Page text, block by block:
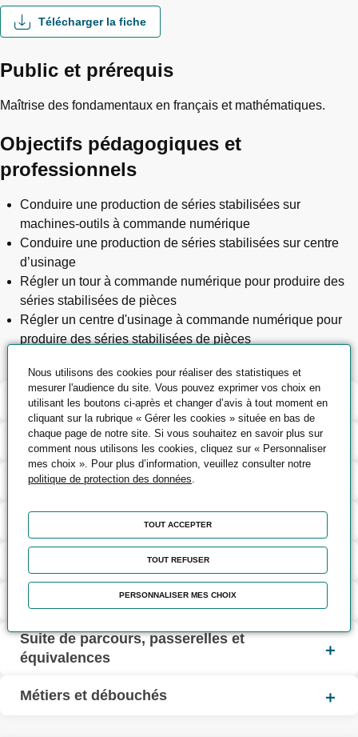
Télécharger la fiche
Public et prérequis
Maîtrise des fondamentaux en français et mathématiques.
Objectifs pédagogiques et
professionnels
Conduire une production de séries stabilisées sur
machines-outils à commande numérique
Conduire une production de séries stabilisées sur centre
d’usinage
Régler un tour à commande numérique pour produire des
séries stabilisées de pièces
Régler un centre d'usinage à commande numérique pour
produire des séries stabilisées de pièces
Contenu de la formation
Méthodes pédagogiques et d’encadrement
Modalités d’évaluation
Validation et certification
Modalités de la formation
Suite de parcours, passerelles et
équivalences
Métiers et débouchés
Nous utilisons des cookies pour réaliser des statistiques et
mesurer l'audience du site. Vous pouvez exprimer vos choix en
utilisant les boutons ci-après et changer d’avis à tout moment en
cliquant sur la rubrique « Gérer les cookies » située en bas de
chaque page de notre site. Si vous souhaitez en savoir plus sur
comment nous utilisons les cookies, cliquez sur « Personnaliser
mes choix ». Pour plus d’information, veuillez consulter notre
politique de protection des données
TOUT ACCEPTER
TOUT REFUSER
PERSONNALISER MES CHOIX